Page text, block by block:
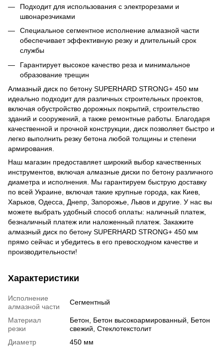
Подходит для использования с электрорезами и
швонарезчиками
Специальное сегментное исполнение алмазной части
обеспечивает эффективную резку и длительный срок
службы
Гарантирует высокое качество реза и минимальное
образование трещин
Алмазный диск по бетону SUPERHARD STRONG+ 450 мм
идеально подходит для различных строительных проектов,
включая обустройство дорожных покрытий, строительство
зданий и сооружений, а также ремонтные работы. Благодаря
качественной и прочной конструкции, диск позволяет быстро и
легко выполнить резку бетона любой толщины и степени
армирования.
Наш магазин предоставляет широкий выбор качественных
инструментов, включая алмазные диски по бетону различного
диаметра и исполнения. Мы гарантируем быструю доставку
по всей Украине, включая такие крупные города, как Киев,
Харьков, Одесса, Днепр, Запорожье, Львов и другие. У нас вы
можете выбрать удобный способ оплаты: наличный платеж,
безналичный платеж или наложенный платеж. Закажите
алмазный диск по бетону SUPERHARD STRONG+ 450 мм
прямо сейчас и убедитесь в его превосходном качестве и
производительности!
Характеристики
Исполнение
алмазной части
Сегментный
Материал
резки
Бетон, Бетон высокоармированный, Бетон
свежий, Стеклотекстолит
Диаметр
450 мм